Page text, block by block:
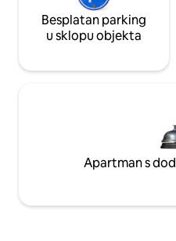
Besplatan parking
u sklopu objekta
Apartman s